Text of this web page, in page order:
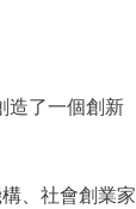
造了一個創新
、社會創業家